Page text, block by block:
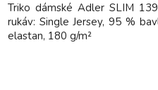
Triko dámské Adler SLIM
rukáv: Single Jersey, 95 %
elastan, 180 g/m²